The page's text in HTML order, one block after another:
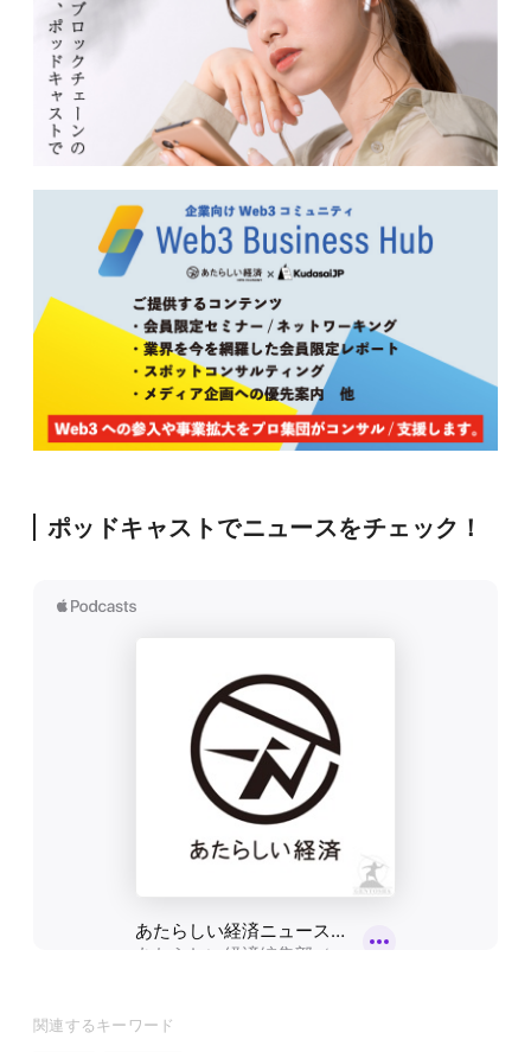
ポッドキャストでニュースをチェック！
関連するキーワード